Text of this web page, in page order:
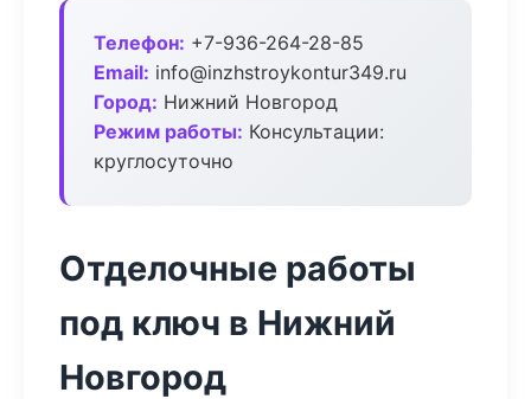
Телефон: +7-936-264-28-85
Email: info@inzhstroykontur349.ru
Город: Нижний Новгород
Режим работы: Консультации:
круглосуточно
Отделочные работы
под ключ в Нижний
Новгород